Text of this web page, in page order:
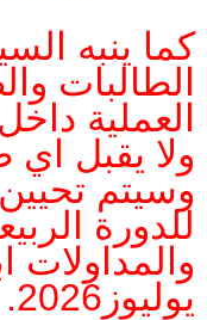
كما ينبه
الطالبات
العملية
ولا يقبل
وسيتم تحيين
للدورة
يوليوز2026.